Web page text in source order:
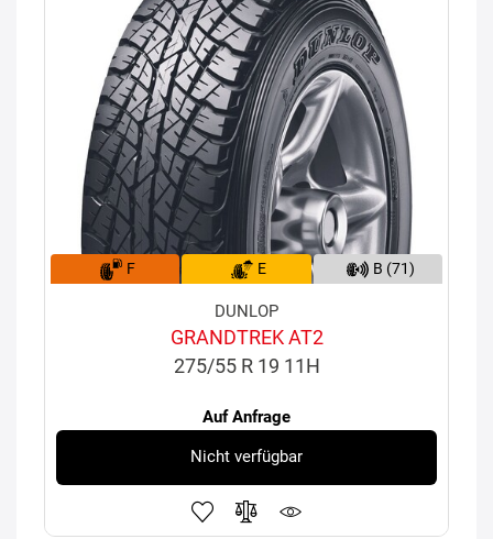
F E B (71)
DUNLOP
GRANDTREK AT2
275/55 R 19 11H
Auf Anfrage
Nicht verfügbar